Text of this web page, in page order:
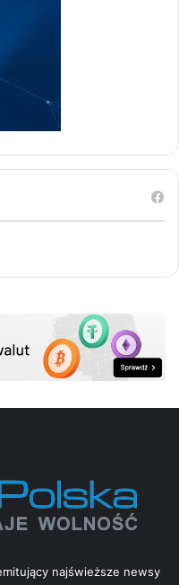
najświeższe newsy